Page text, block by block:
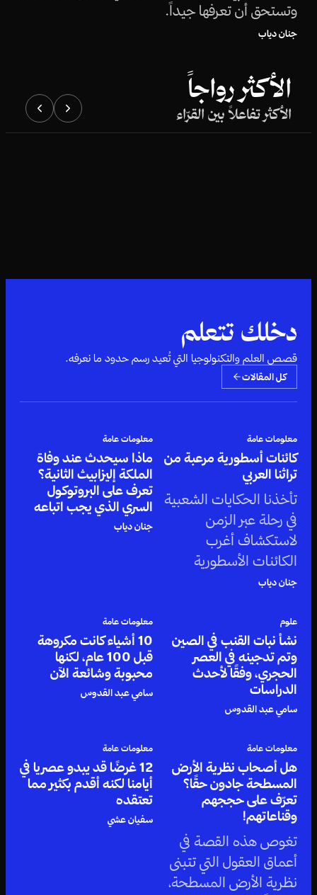
وتستحق أن تعرفها جيداً.
جنان دياب
الأكثر رواجاً
الأكثر تفاعلاً بين القرّاء
دخلك تتعلم
قصص العلم والتكنولوجيا التي تُعيد رسم حدود ما نعرفه.
كل المقالات
معلومات عامة
كائنات أسطورية مرعبة من
تراثنا العربي
تأخذنا الحكايات الشعبية
في رحلة عبر الزمن
لاستكشاف أغرب
الكائنات الأسطورية
العربية التي سكنت
أجيالاً طويلة من الأطفال
والكبار على حد سواء.
جنان دياب
معلومات عامة
ماذا سيحدث عند وفاة
الملكة إليزابيث الثانية؟
تعرف على البروتوكول
السري الذي يجب اتباعه
جنان دياب
علوم
نشأ نبات القنب في الصين
وتم تدجينه في العصر
الحجري، وفقًا لأحدث
الدراسات
سامي عبد القدوس
معلومات عامة
10 أشياء كانت مكروهة
قبل 100 عام، لكنها
محبوبة وشائعة الآن
سامي عبد القدوس
معلومات عامة
هل أصحاب نظرية الأرض
المسطحة جادون حقًا؟
تعرّف على حججهم
وقناعاتهم!
تغوص هذه القصة في
أعماق العقول التي تتبنى
نظرية الأرض المسطحة،
معلومات عامة
12 غرضًا قد يبدو عصريا في
أيامنا لكنه أقدم بكثير مما
تعتقده
سفيان عشي